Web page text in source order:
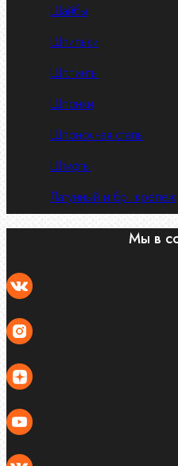
Шайбы
Шпильки
Шплинты
Шпонки
Шпоночная сталь
Штифты
Латунный и бр. крепеж
Мы в